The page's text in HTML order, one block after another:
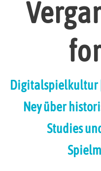
Digitalspielkultur
Ney über
Studies